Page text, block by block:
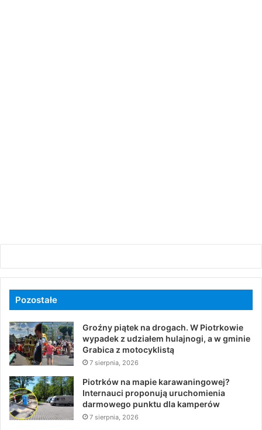
Pozostałe
Groźny piątek na drogach. W Piotrkowie
wypadek z udziałem hulajnogi, a w gminie
Grabica z motocyklistą
7 sierpnia, 2026
Piotrków na mapie karawaningowej?
Internauci proponują uruchomienia
darmowego punktu dla kamperów
7 sierpnia, 2026